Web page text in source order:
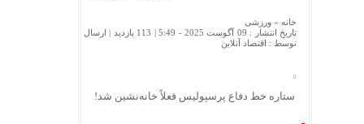
خانه » ورزشی
تاریخ انتشار : 09 آگوست 2025 - 5:49 |
113 بازدید
| ارسال
توسط : اقتصاد آنلاین
ستاره خط دفاع پرسپولیس فعلاً خانه‌نشین شد!